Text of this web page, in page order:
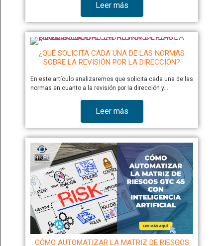
Leer más
¿QUÉ SOLICITA CADA UNA DE LAS NORMAS
SOBRE LA REVISIÓN POR LA DIRECCIÓN?
En este artículo analizaremos que solicita cada una de las
normas en cuanto a la revisión por la dirección y…
Leer más
CÓMO AUTOMATIZAR LA MATRIZ DE RIESGOS